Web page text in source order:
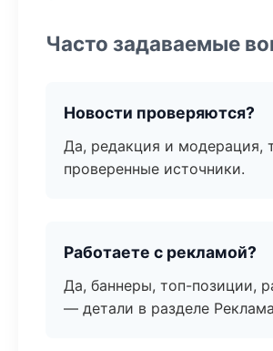
Часто задаваемые
Новости проверяются?
Да, редакция и модерация,
проверенные источники.
Работаете с рекламой?
Да, баннеры, топ-позиции,
— детали в разделе